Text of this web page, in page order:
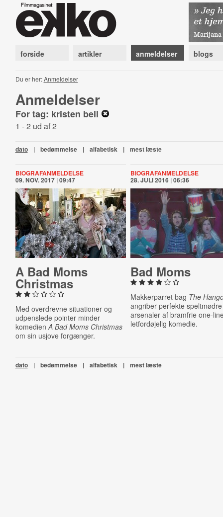
forside artikler anmeldelser blogs
Du er her:Anmeldelser
Anmeldelser
For tag: kristen bell
1 - 2 ud af 2
dato | bedømmelse | alfabetisk | mest læste
BIOGRAFANMELDELSE
09. NOV. 2017 | 09:47
A Bad Moms
Christmas
Med overdrevne situationer og
udpenslede pointer minder
komedienA Bad Moms Christmas
om sin usjove forgænger.
BIOGRAFANMELDELSE
28. JULI 2016 | 06:36
Bad Moms
Makkerparret bag The
angriber perfekte
arsenaler af bramfrie one-
letfordøjelig komedie.
dato | bedømmelse | alfabetisk | mest læste